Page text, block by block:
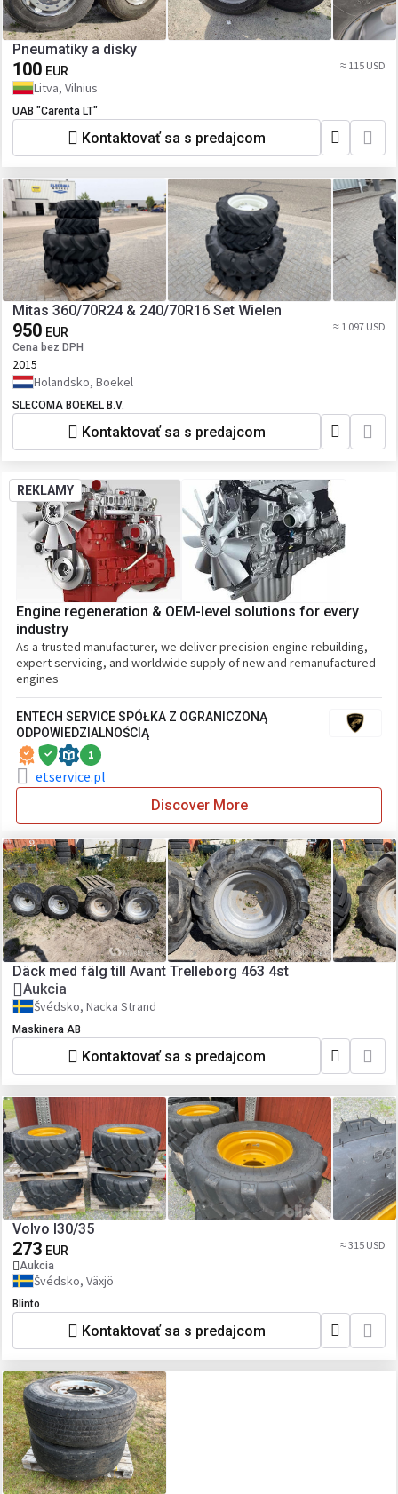
Pneumatiky a disky
100 EUR ≈ 115 USD
Litva, Vilnius
UAB "Carenta LT"
Kontaktovať sa s predajcom
Mitas 360/70R24 & 240/70R16 Set Wielen
950 EUR
Cena bez DPH
≈ 1 097 USD
2015
Holandsko, Boekel
SLECOMA BOEKEL B.V.
Kontaktovať sa s predajcom
REKLAMY
Engine regeneration & OEM-level solutions for every
industry
As a trusted manufacturer, we deliver precision engine rebuilding,
expert servicing, and worldwide supply of new and remanufactured
engines
ENTECH SERVICE SPÓŁKA Z OGRANICZONĄ
ODPOWIEDZIALNOŚCIĄ
1
etservice.pl
Discover More
Däck med fälg till Avant Trelleborg 463 4st
Aukcia
Švédsko, Nacka Strand
Maskinera AB
Kontaktovať sa s predajcom
Volvo l30/35
273 EUR
Aukcia
≈ 315 USD
Švédsko, Växjö
Blinto
Kontaktovať sa s predajcom